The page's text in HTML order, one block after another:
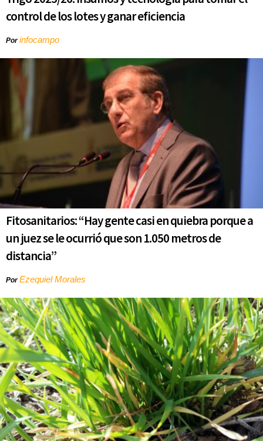
control de los lotes y ganar eficiencia
Porinfocampo
Fitosanitarios: “Hay gente casi en quiebra porque a
un juez se le ocurrió que son 1.050 metros de
distancia”
PorEzequiel Morales